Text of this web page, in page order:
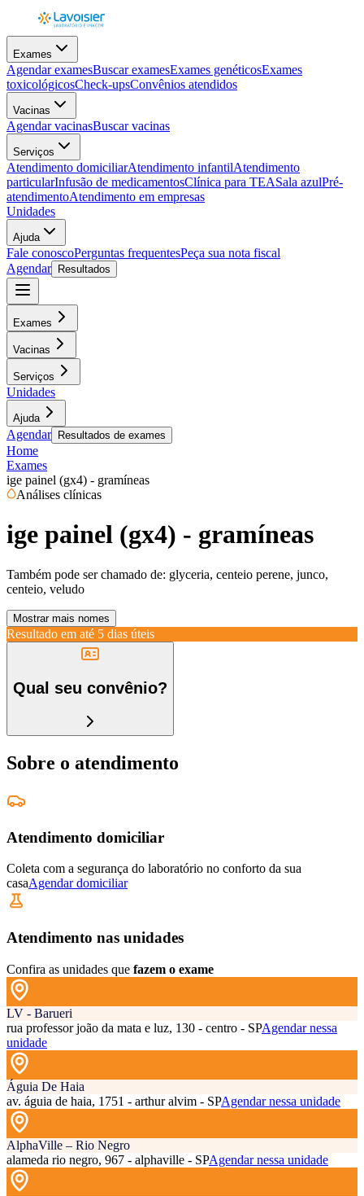
Exames
Agendar examesBuscar examesExames genéticosExames
toxicológicosCheck-upsConvênios atendidos
Vacinas
Agendar vacinasBuscar vacinas
Serviços
Atendimento domiciliarAtendimento infantilAtendimento
particularInfusão de medicamentosClínica para TEASala azulPré-
atendimentoAtendimento em empresas
Unidades
Ajuda
Fale conoscoPerguntas frequentesPeça sua nota fiscal
Agendar
Resultados
Exames
Vacinas
Serviços
Unidades
Ajuda
Agendar Resultados de exames
Home
Exames
ige painel (gx4) - gramíneas
Análises clínicas
ige painel (gx4) - gramíneas
Também pode ser chamado de: glyceria, centeio perene, junco,
centeio, veludo
Mostrar mais nomes
Resultado em até 5 dias úteis
Qual seu convênio?
Sobre o atendimento
Atendimento domiciliar
Coleta com a segurança do laboratório no conforto da sua
casaAgendar domiciliar
Atendimento nas unidades
Confira as unidades que fazem o exame
LV - Barueri
rua professor joão da mata e luz, 130 - centro - SPAgendar nessa
unidade
Águia De Haia
av. águia de haia, 1751 - arthur alvim - SPAgendar nessa unidade
AlphaVille – Rio Negro
alameda rio negro, 967 - alphaville - SPAgendar nessa unidade